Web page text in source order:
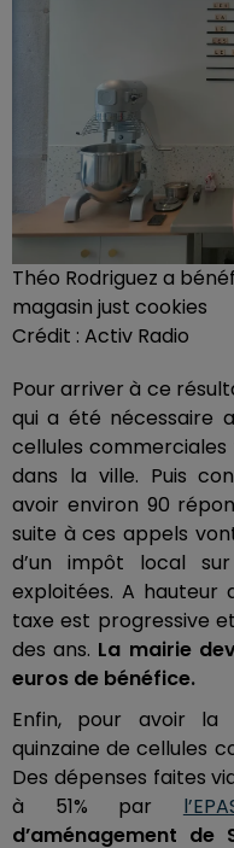
Théo Rodriguez a
magasin just cookies
Crédit : Activ Radio
Pour arriver à ce
qui a été nécessaire
cellules
dans la ville. Puis
avoir environ 90
suite à ces appels
d’un impôt local
exploitées. A hauteur
taxe est progressive
des ans. La mairie
euros de bénéfice.
Enfin, pour avoir la
quinzaine de cellules
Des dépenses faites
à 51% par
d’aménagement